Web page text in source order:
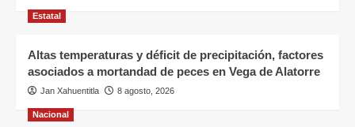
Estatal
Altas temperaturas y déficit de precipitación, factores
asociados a mortandad de peces en Vega de Alatorre
Jan Xahuentitla 8 agosto, 2026
Nacional